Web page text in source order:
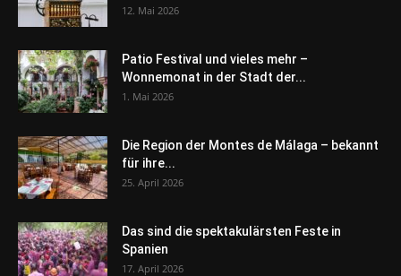
12. Mai 2026
Patio Festival und vieles mehr –
Wonnemonat in der Stadt der...
1. Mai 2026
Die Region der Montes de Málaga – bekannt
für ihre...
25. April 2026
Das sind die spektakulärsten Feste in
Spanien
17. April 2026